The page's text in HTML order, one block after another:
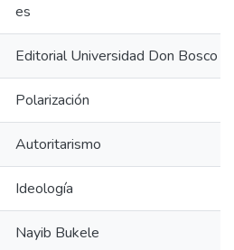
es
Editorial Universidad Don Bosco
Polarización
Autoritarismo
Ideología
Nayib Bukele